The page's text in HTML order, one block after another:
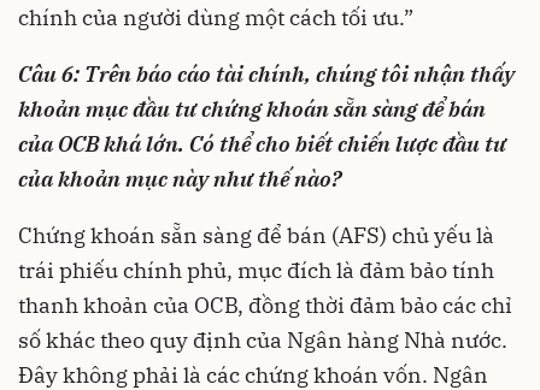
chính của người dùng một cách tối ưu.”
Câu 6: Trên báo cáo tài chính, chúng tôi nhận thấy
khoản mục đầu tư chứng khoán sẵn sàng để bán
của OCB khá lớn. Có thể cho biết chiến lược đầu tư
của khoản mục này như thế nào?
Chứng khoán sẵn sàng để bán (AFS) chủ yếu là
trái phiếu chính phủ, mục đích là đảm bảo tính
thanh khoản của OCB, đồng thời đảm bảo các chỉ
số khác theo quy định của Ngân hàng Nhà nước.
Đây không phải là các chứng khoán vốn. Ngân